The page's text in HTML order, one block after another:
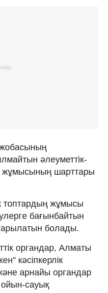
жобасының
әлеуметтік-
жұмысының шарттары
топтардың жұмысы
бағынбайтын
болады.
органдар, Алматы
кәсіпкерлік
арнайы органдар
сауық